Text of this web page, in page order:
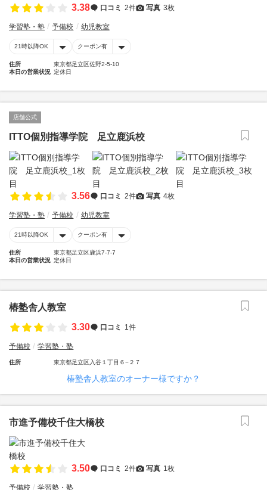
3.38 口コミ 2件 写真 3枚
学習塾・塾 予備校 幼児教室
21時以降OK クーポン有
住所
東京都足立区佐野2-5-10
本日の営業状況 定休日
店舗公式
ITTO個別指導学院 足立鹿浜校
3.56 口コミ 2件 写真 4枚
学習塾・塾 予備校 幼児教室
21時以降OK クーポン有
住所
東京都足立区鹿浜7-7-7
本日の営業状況 定休日
椿塾舎人教室
3.30
口コミ 1件
予備校 学習塾・塾
住所 東京都足立区入谷１丁目６−２７
椿塾舎人教室のオーナー様ですか？
市進予備校千住大橋校
3.50 口コミ 2件 写真 1枚
予備校 学習塾・塾